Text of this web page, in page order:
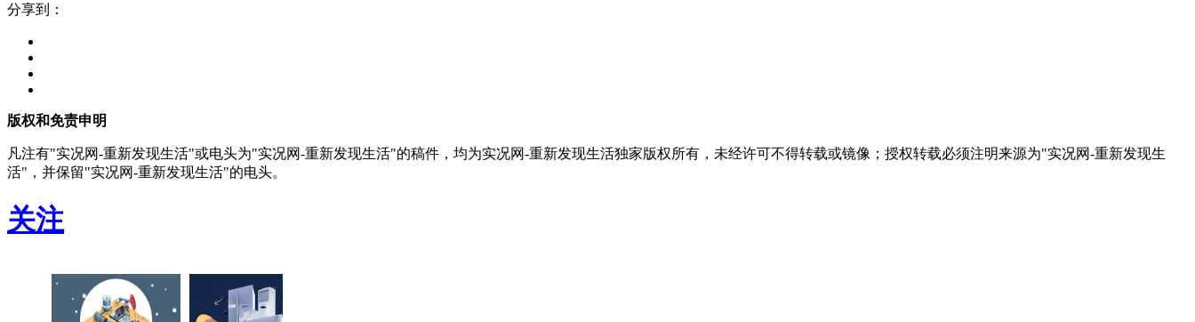
分享到：
版权和免责申明
凡注有"实况网-重新发现生活"或电头为"实况网-重新发现生活"的稿件，均为实况网-重新发现生活独家版权所有，未经许可不得转载或镜像；授权转载必须注明来源为"实况网-重新发现生
活"，并保留"实况网-重新发现生活"的电头。
关注